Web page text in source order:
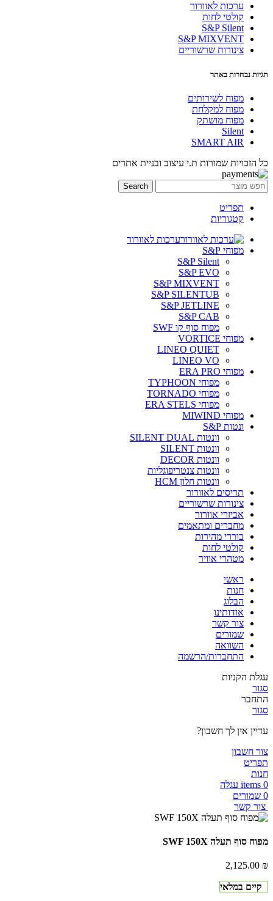
ערכות לאוורור
קולטי לחות
S&P Silent
S&P MIXVENT
צינורות שרשוריים
תגיות נבחרות באתר
מפוח לשירותים
מפוח למקלחת
מפוח מושתק
Silent
SMART AIR
כל הזכויות שמורות ת.י עיצוב ובניית אתרים
Search
תפריט
קטגוריות
ערכות לאוורור
מפוחי S&P
S&P Silent
S&P EVO
S&P MIXVENT
S&P SILENTUB
S&P JETLINE
S&P CAB
מפוח סוף קו SWF
מפוחי VORTICE
LINEO QUIET
LINEO VO
מפוחי ERA PRO
מפוחי TYPHOON
מפוחי TORNADO
מפוחי ERA STELS
מפוחי MIWIND
ונטות S&P
וונטות SILENT DUAL
וונטות SILENT
וונטות DECOR
וונטות צנטריפוגליות
וונטות חלון HCM
תריסים לאוורור
צינורות שרשוריים
אביזרי אוורור
מחברים ומתאמים
בוררי מהירות
קולטי לחות
מטהרי אוויר
ראשי
חנות
הבלוג
אודותינו
צור קשר
שמורים
השוואה
התחברות/הרשמה
עגלת הקניות
סגור
התחבר
סגור
עדיין אין לך חשבון?
צור חשבון
תפריט
חנות
0
items עגלה
0 שמורים
צור קשר
מפוח סוף תעלה SWF 150X
2,125.00 ₪
קיים במלאי